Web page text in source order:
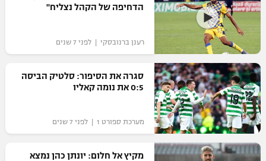
הדחיפה של הקהל נצליח"
רענן ברנובסקי | לפני 7 שנים
סגרה את הסיפור: סלטיק הביסה
0:5 את נומה קאליו
מערכת ספורט 1 | לפני 7 שנים
מקיץ אל חלום: יונתן כהן נמצא